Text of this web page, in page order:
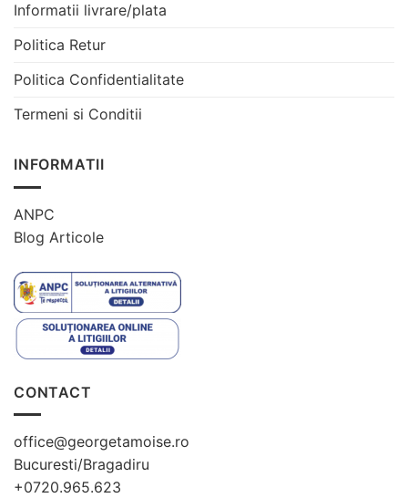
Informatii livrare/plata
Politica Retur
Politica Confidentialitate
Termeni si Conditii
INFORMATII
ANPC
Blog Articole
CONTACT
office@georgetamoise.ro
Bucuresti/Bragadiru
+0720.965.623